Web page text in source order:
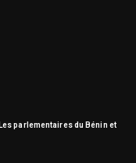
parlementaires du Bénin et